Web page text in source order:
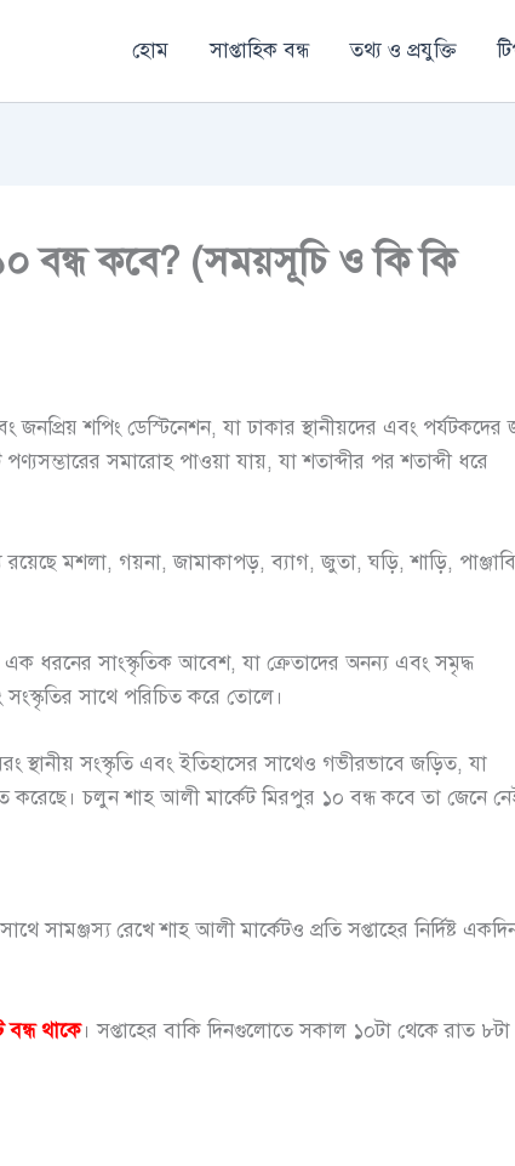
হোম সাপ্তাহিক বন্ধ তথ্য ও প্রযুক্তি
বন্ধ কবে? (সময়সূচি ও কি কি
শপিং ডেস্টিনেশন, যা ঢাকার স্থানীয়দের এবং পর্যটকদের
সমারোহ পাওয়া যায়, যা শতাব্দীর পর শতাব্দী ধরে
রয়েছে মশলা, গয়না, জামাকাপড়, ব্যাগ, জুতা, ঘড়ি, শাড়ি,
এক ধরনের সাংস্কৃতিক আবেশ, যা ক্রেতাদের অনন্য এবং সমৃদ্ধ
সংস্কৃতির সাথে পরিচিত করে তোলে।
স্থানীয় সংস্কৃতি এবং ইতিহাসের সাথেও গভীরভাবে জড়িত, যা
চলুন শাহ আলী মার্কেট মিরপুর ১০ বন্ধ কবে তা জেনে
সামঞ্জস্য রেখে শাহ আলী মার্কেটও প্রতি সপ্তাহের নির্দিষ্ট
বন্ধ থাকে। সপ্তাহের বাকি দিনগুলোতে সকাল ১০টা থেকে রাত ৮টা